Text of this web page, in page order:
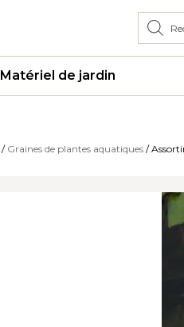
Matériel de jardin
/ Graines de plantes aquatiques /